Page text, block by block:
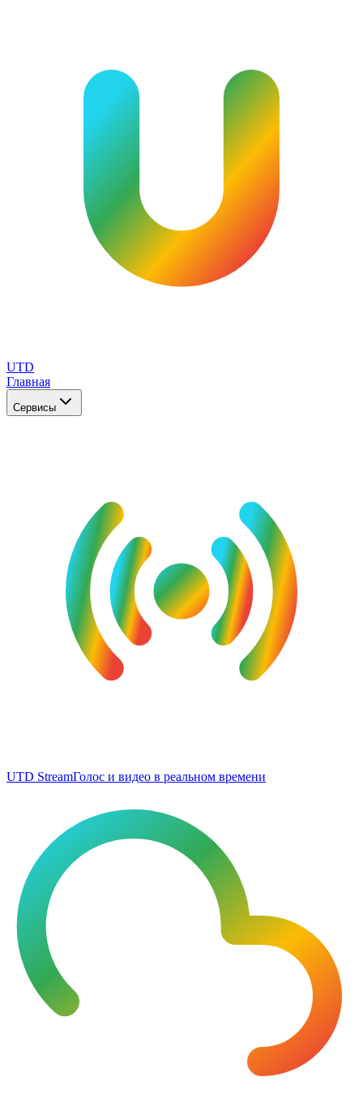
UTD
Главная
Сервисы
UTD StreamГолос и видео в реальном времени